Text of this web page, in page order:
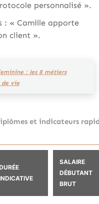
personnalisé ».
: « Camille apporte
client ».
: les 8 métiers
de vie
et indicateurs
SALAIRE
DÉBUTANT
BRUT